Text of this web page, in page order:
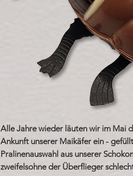
Alle Jahre wieder läuten wir im Mai
Ankunft unserer Maikäfer ein -
Pralinenauswahl aus unserer
zweifelsohne der Überflieger